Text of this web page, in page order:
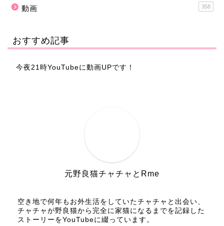
動画 358
おすすめ記事
今夜21時YouTubeに動画UPです！
元野良猫チャチャとRme
空き地で何年もお外生活をしていたチャチャと出会い、
チャチャが野良猫から完全に家猫になるまでを記録した
ストーリーをYouTubeに綴っています。